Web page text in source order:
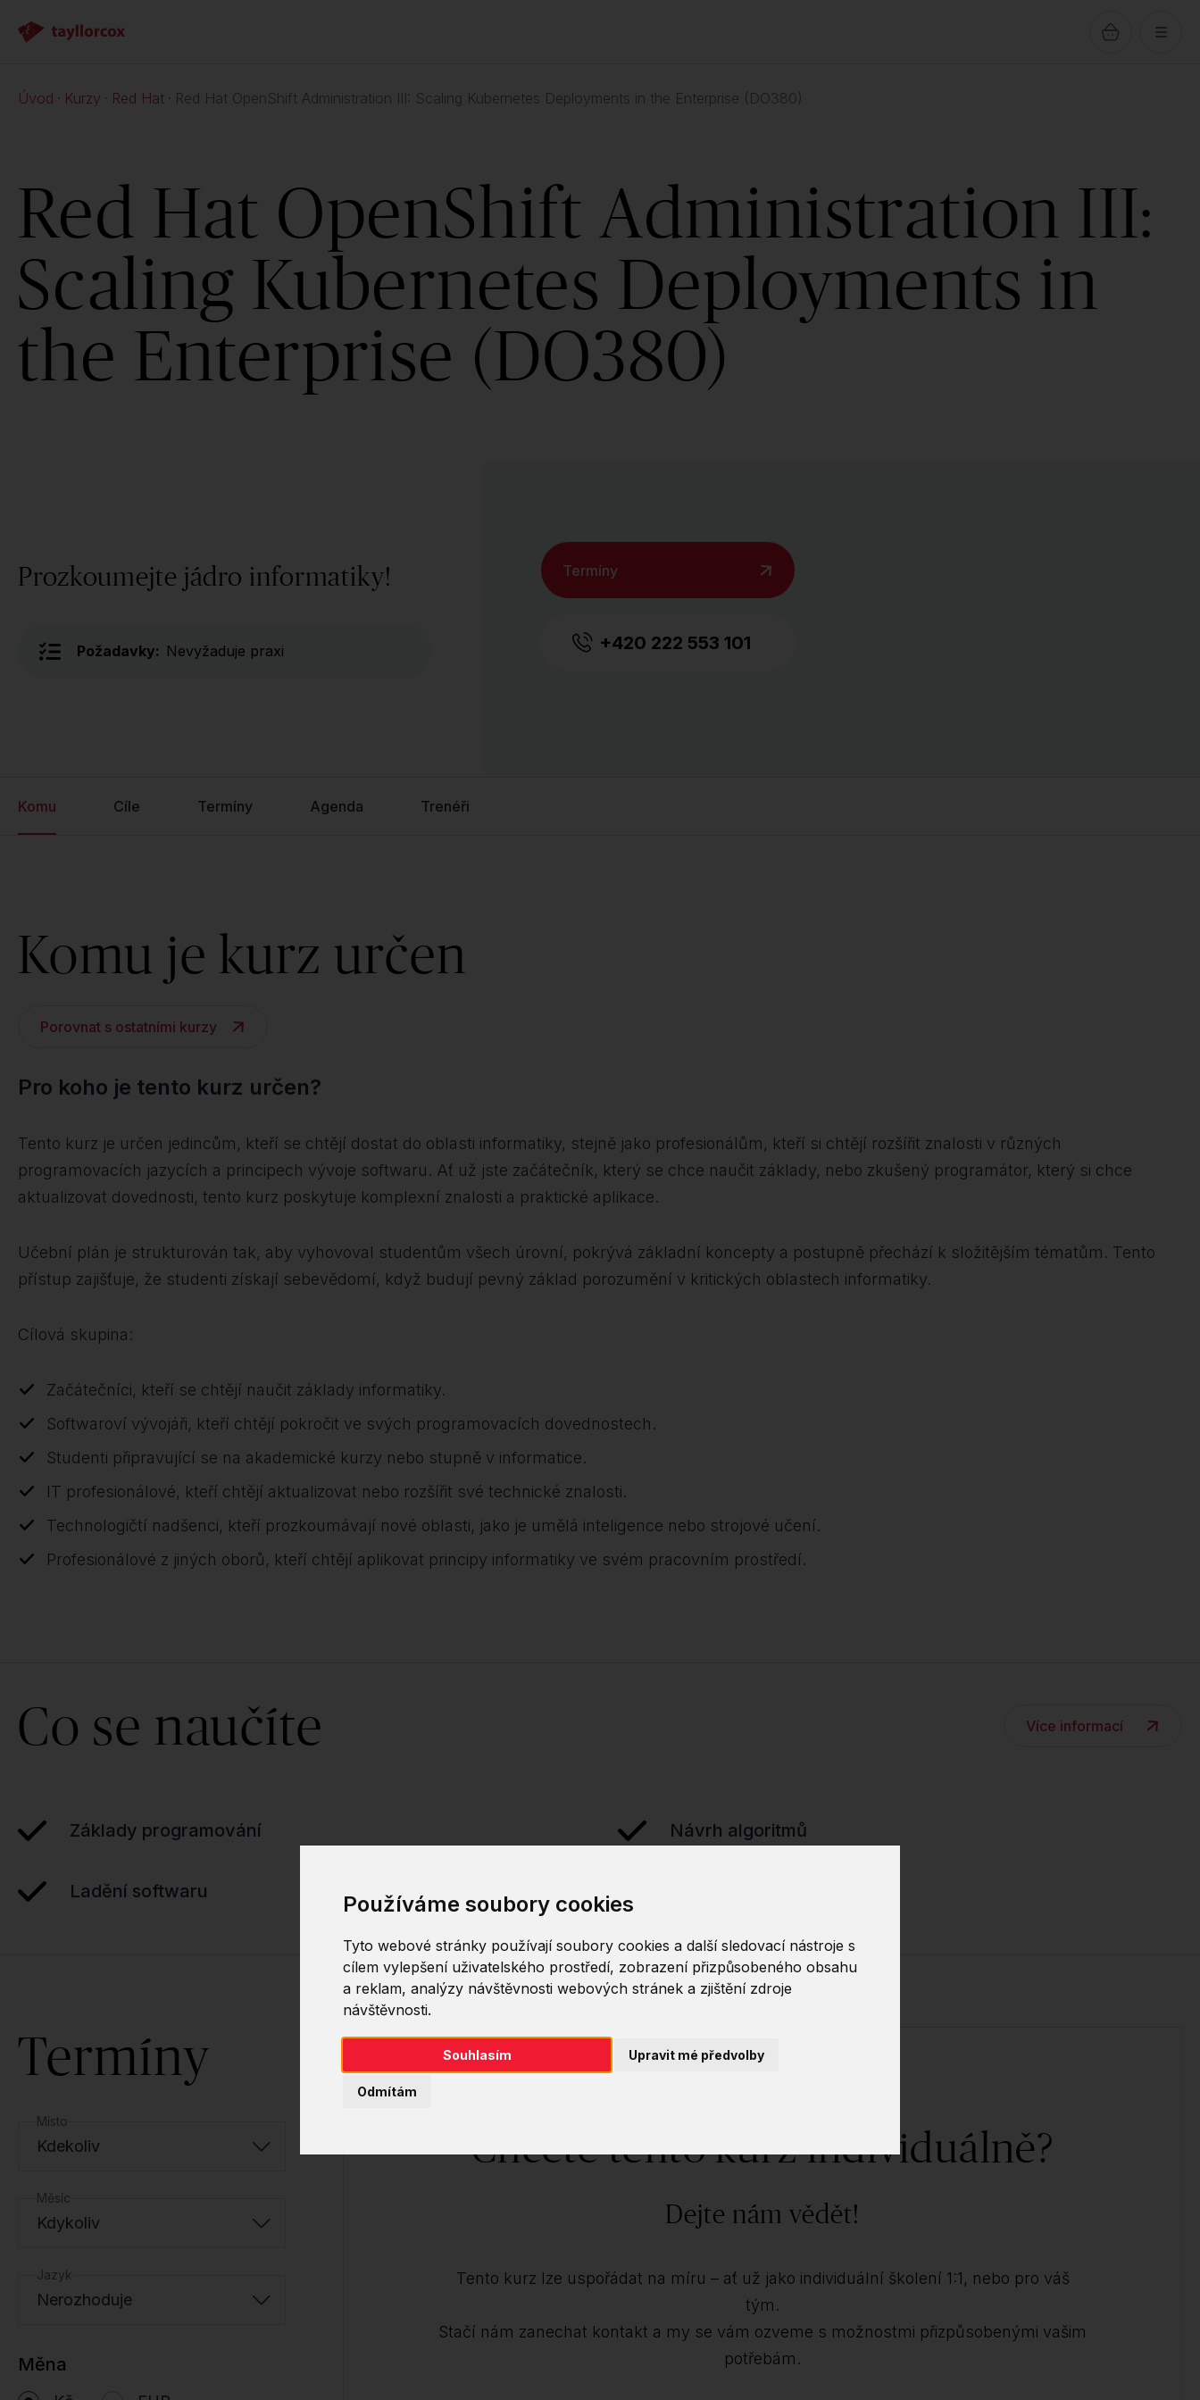
Používáme soubory cookies
Tyto webové stránky používají soubory cookies a další sledovací nástroje s
cílem vylepšení uživatelského prostředí, zobrazení přizpůsobeného obsahu
a reklam, analýzy návštěvnosti webových stránek a zjištění zdroje
návštěvnosti.
Souhlasím
Odmítám
Upravit mé předvolby
Úvod Kurzy Red Hat Red Hat OpenShift Administration III: Scaling Kubernetes Deployments in the Enterprise (DO380)
Red Hat OpenShift Administration III:
Scaling Kubernetes Deployments in
the Enterprise (DO380)
Prozkoumejte jádro informatiky!
Požadavky: Nevyžaduje praxi
Termíny
+420 222 553 101
Komu Cíle Termíny Agenda Trenéři
Komu je kurz určen
Porovnat s ostatními kurzy
Pro koho je tento kurz určen?
Tento kurz je určen jedincům, kteří se chtějí dostat do oblasti informatiky, stejně jako profesionálům, kteří si chtějí rozšířit znalosti v různých
programovacích jazycích a principech vývoje softwaru. Ať už jste začátečník, který se chce naučit základy, nebo zkušený programátor, který si chce
aktualizovat dovednosti, tento kurz poskytuje komplexní znalosti a praktické aplikace.
Učební plán je strukturován tak, aby vyhovoval studentům všech úrovní, pokrývá základní koncepty a postupně přechází k složitějším tématům. Tento
přístup zajišťuje, že studenti získají sebevědomí, když budují pevný základ porozumění v kritických oblastech informatiky.
Cílová skupina:
Začátečníci, kteří se chtějí naučit základy informatiky.
Softwaroví vývojáři, kteří chtějí pokročit ve svých programovacích dovednostech.
Studenti připravující se na akademické kurzy nebo stupně v informatice.
IT profesionálové, kteří chtějí aktualizovat nebo rozšířit své technické znalosti.
Technologičtí nadšenci, kteří prozkoumávají nové oblasti, jako je umělá inteligence nebo strojové učení.
Profesionálové z jiných oborů, kteří chtějí aplikovat principy informatiky ve svém pracovním prostředí.
Co se naučíte Více informací
Základy programování Návrh algoritmů
Ladění softwaru
Termíny
Místo
Kdekoliv
Měsíc
Kdykoliv
Jazyk
Nerozhoduje
Měna
Chcete tento kurz individuálně?
Dejte nám vědět!
Tento kurz lze uspořádat na míru – ať už jako individuální školení 1:1, nebo pro váš
tým.
Stačí nám zanechat kontakt a my se vám ozveme s možnostmi přizpůsobenými vašim
potřebám.